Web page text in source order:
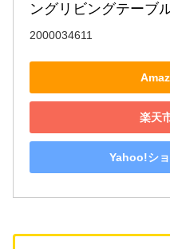
ングリビングテーブ
2000034611
楽天
Yahoo!シ